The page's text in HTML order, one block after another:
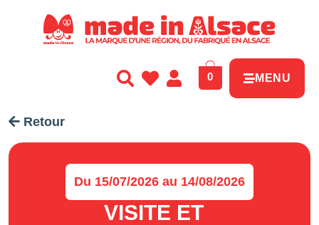
0 MENU
Retour
Du 15/07/2026 au 14/08/2026
VISITE ET